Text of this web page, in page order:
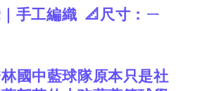
手工編織 📐尺寸：ㄧ
國中藍球隊原本只是社